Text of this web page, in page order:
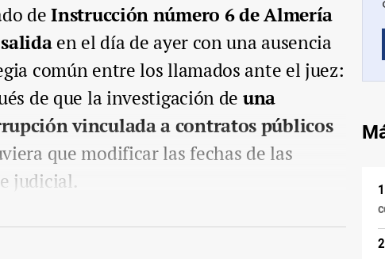
deInstrucción número 6 de Almería
en el día de ayer con una ausencia
común entre los llamados ante el juez:
de que la investigación de una
vinculada a contratos públicos
que modificar las fechas de las
judicial.